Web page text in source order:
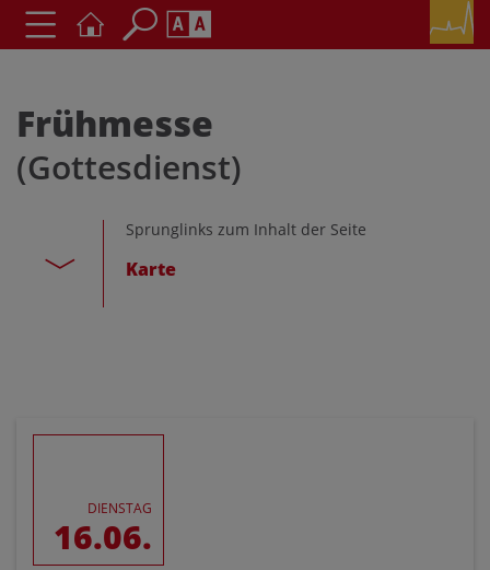
Schriftgröße
AA A
Kontrasteinstellungen
A
Frühmesse
(Gottesdienst)
Sprunglinks zum Inhalt der Seite
Karte
DIENSTAG
16.06.